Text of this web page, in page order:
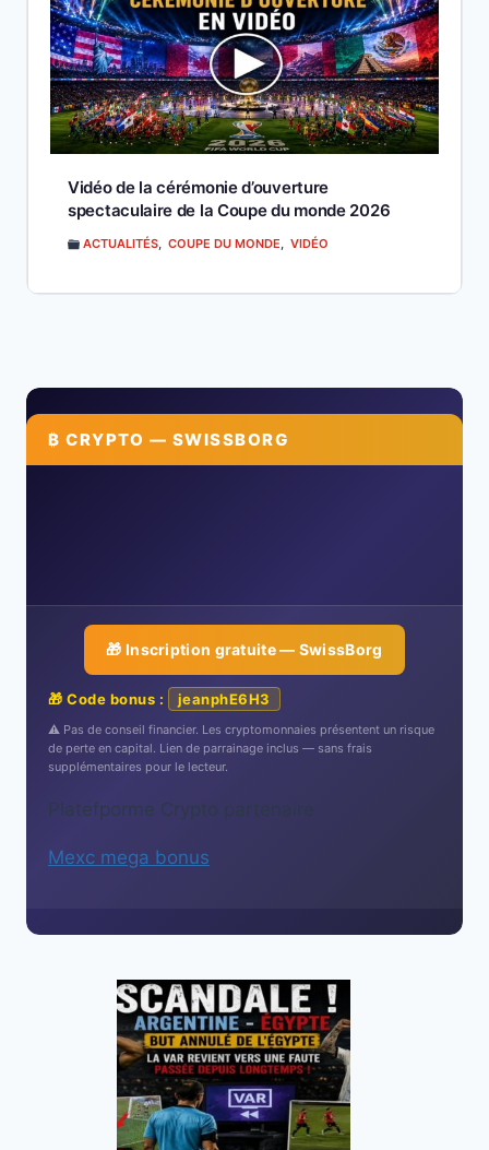
Vidéo de la cérémonie d’ouverture
spectaculaire de la Coupe du monde 2026
ACTUALITÉS, COUPE DU MONDE, VIDÉO
₿ CRYPTO — SWISSBORG
🎁 Inscription gratuite — SwissBorg
🎁 Code bonus : jeanphE6H3
⚠️ Pas de conseil financier. Les cryptomonnaies présentent un risque
de perte en capital. Lien de parrainage inclus — sans frais
supplémentaires pour le lecteur.
Platefporme Crypto partenaire
Mexc mega bonus